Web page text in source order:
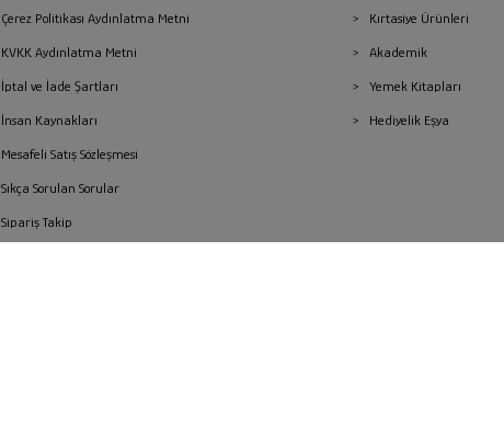
Çerez Politikası Aydınlatma Metni
KVKK Aydınlatma Metni
İptal ve İade Şartları
İnsan Kaynakları
Mesafeli Satış Sözleşmesi
Sıkça Sorulan Sorular
Sipariş Takip
Kırtasiye Ürünleri
Akademik
Yemek Kitapları
Hediyelik Eşya